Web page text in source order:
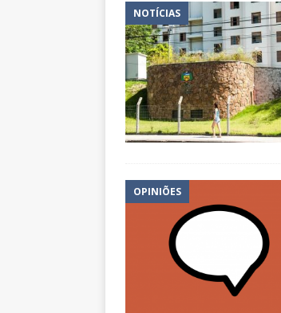
NOTÍCIAS
OPINIÕES